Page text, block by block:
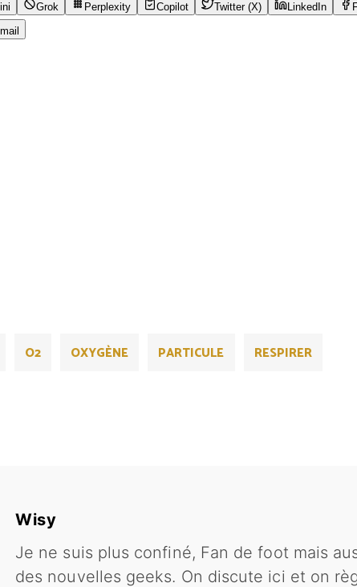
Grok Perplexity Copilot Twitter (X) LinkedIn
O2 OXYGÈNE PARTICULE RESPIRER
Wisy
Je ne suis plus confiné, Fan de foot mais
des nouvelles geeks. On discute ici et on